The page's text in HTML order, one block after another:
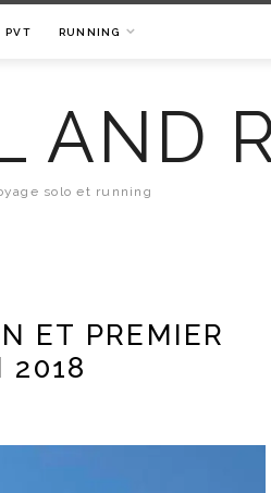
PVT RUNNING
AND
solo et running
ET PREMIER
2018